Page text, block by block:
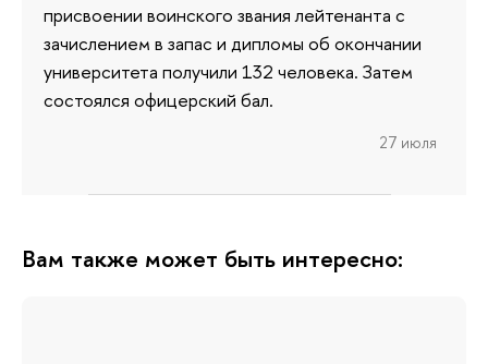
присвоении воинского звания лейтенанта с
зачислением в запас и дипломы об окончании
университета получили 132 человека. Затем
состоялся офицерский бал.
27 июля
Вам также может быть интересно: